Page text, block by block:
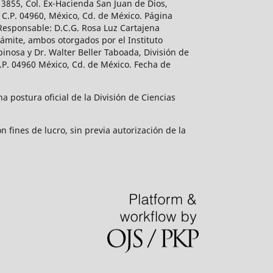
Col. Ex-Hacienda San Juan de Dios,
04960, México, Cd. de México. Página
D.C.G. Rosa Luz Cartajena
ambos otorgados por el Instituto
y Dr. Walter Beller Taboada, División de
04960 México, Cd. de México. Fecha de
postura oficial de la División de Ciencias
fines de lucro, sin previa autorización de la